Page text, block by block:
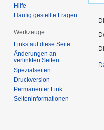
Hilfe
Häufig gestellte Fragen
Werkzeuge
Links auf diese Seite
Änderungen an
verlinkten Seiten
Spezialseiten
Druckversion
Permanenter Link
Seiten­informationen